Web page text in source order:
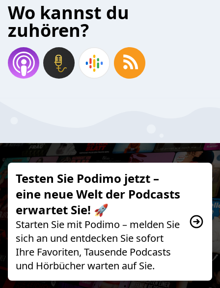
Wo kannst du
zuhören?
Testen Sie Podimo jetzt –
eine neue Welt der Podcasts
erwartet Sie! 🚀
Starten Sie mit Podimo – melden Sie
sich an und entdecken Sie sofort
Ihre Favoriten, Tausende Podcasts
und Hörbücher warten auf Sie.